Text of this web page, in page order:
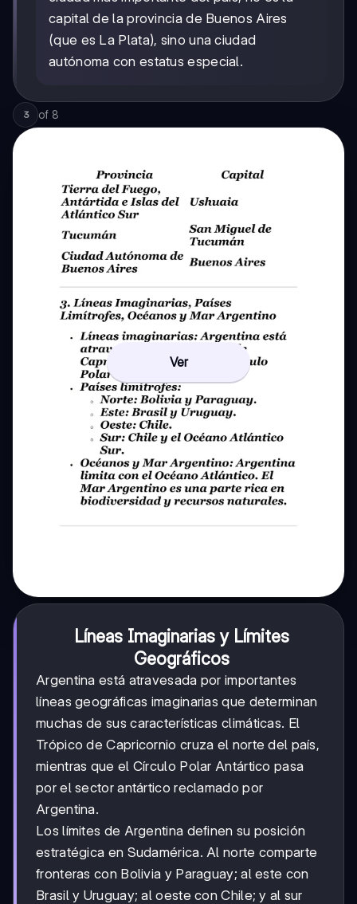
capital de la provincia de Buenos Aires
(que es La Plata), sino una ciudad
autónoma con estatus especial.
3 of 8
Ver
Líneas Imaginarias y Límites
Geográficos
Argentina está atravesada por importantes
líneas geográficas imaginarias que determinan
muchas de sus características climáticas. El
Trópico de Capricornio cruza el norte del país,
mientras que el Círculo Polar Antártico pasa
por el sector antártico reclamado por
Argentina.
Los límites de Argentina definen su posición
estratégica en Sudamérica. Al norte comparte
fronteras con Bolivia y Paraguay; al este con
Brasil y Uruguay; al oeste con Chile; y al sur